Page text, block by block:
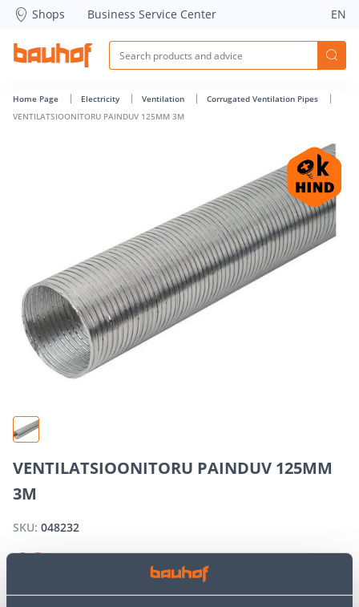
VENTILATSIOONITORU PAINDUV 125MM 3M - Bauhof has
Shops Business Service Center EN
Home Page Electricity Ventilation
Corrugated Ventilation Pipes
VENTILATSIOONITORU PAINDUV 125MM 3M
VENTILATSIOONITORU PAINDUV 125MM
3M
SKU: 048232
10